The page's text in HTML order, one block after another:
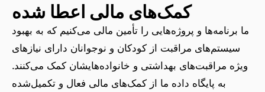
کمک‌های مالی اعطا شده
ما برنامه‌ها و پروژه‌هایی را تأمین مالی می‌کنیم که به بهبود
سیستم‌های مراقبت از کودکان و نوجوانان دارای نیازهای
ویژه مراقبت‌های بهداشتی و خانواده‌هایشان کمک می‌کنند.
به پایگاه داده ما از کمک‌های مالی فعال و تکمیل‌شده